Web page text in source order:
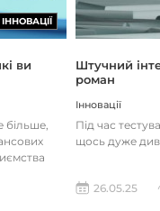
ІННОВАЦІЇ
ви
більше,
Штучний
роман
Інновації
Під час
щось дуже
26.05.25